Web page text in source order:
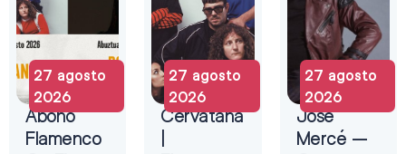
27 agosto
2026
Abono
Flamenco
27 agosto
2026
Cervatana
27 agosto
2026
José
Mercé –